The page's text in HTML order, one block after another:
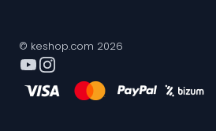
© keshop.com 2026